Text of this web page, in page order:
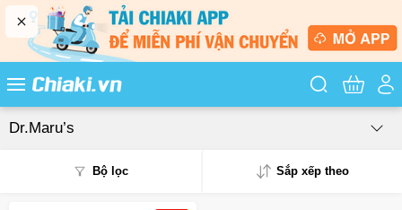
Tìm kiếm
Dr.Maru’s
Bộ lọc Sắp xếp theo